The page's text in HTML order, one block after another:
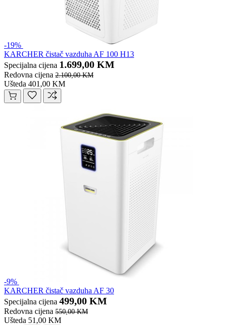
-19%
KARCHER čistač vazduha AF 100 H13
Specijalna cijena 1.699,00 KM
Redovna cijena 2.100,00 KM
Ušteda 401,00 KM
-9%
KARCHER čistač vazduha AF 30
Specijalna cijena 499,00 KM
Redovna cijena 550,00 KM
Ušteda 51,00 KM